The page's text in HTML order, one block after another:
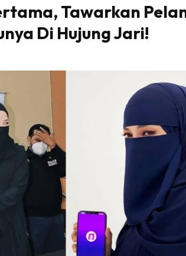
#1 on top dengan fashion
KLIK DI SEENI
Tawarkan
Di Hujung Jari!